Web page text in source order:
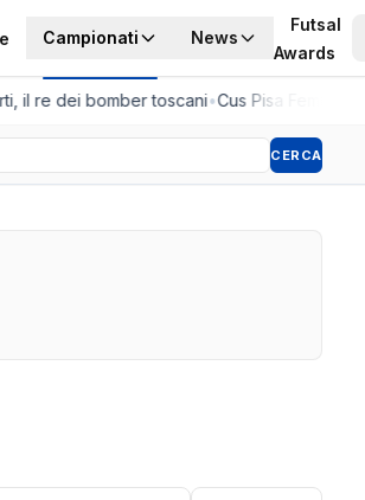
Campionati News
Futsal
Awards
il re dei bomber toscani•Cus Pisa
CERCA